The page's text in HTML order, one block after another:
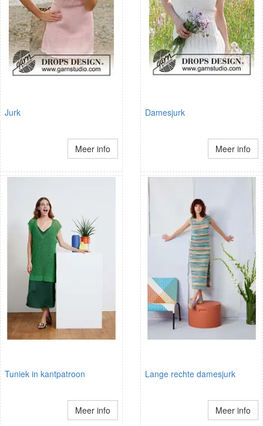
Jurk
Meer info
Damesjurk
Meer info
Tuniek in kantpatroon
Meer info
Lange rechte damesjurk
Meer info